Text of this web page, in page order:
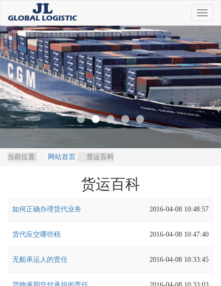
当前位置: 网站首页 货运百科
货运百科
2016-04-08 10:48:57
如何正确办理货代业务
2016-04-08 10:47:40
货代应交哪些税
2016-04-08 10:33:45
无船承运人的责任